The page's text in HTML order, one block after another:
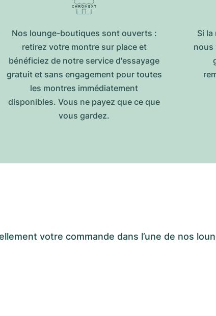
Nos lounge-boutiques sont ouverts :
retirez votre montre sur place et
bénéficiez de notre service d'essayage
gratuit et sans engagement pour toutes
les montres immédiatement
disponibles. Vous ne payez que ce que
vous gardez.
Si
nous
votre commande dans l’une de nos